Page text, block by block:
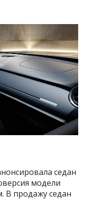
седан
модели
В продажу седан